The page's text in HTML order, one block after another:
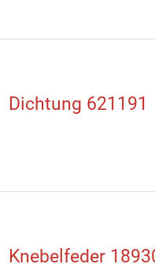
Dichtung 621191
Knebelfeder